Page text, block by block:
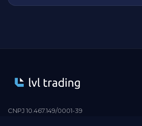
CNPJ 10.467.149/0001-39